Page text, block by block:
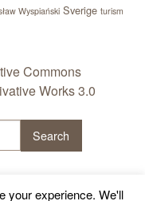
Wyspiański Sverige turism
Commons
Works 3.0
your experience. We'll